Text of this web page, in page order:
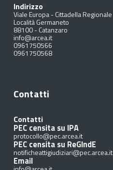
Indirizzo
Viale Europa - Cittadella Regionale
Località Germaneto
88100-Catanzaro
info@arcea.it
0961750566
0961750568
Contatti
Contatti
PEC censita su IPA
protocollo@pec.arcea.it
PEC censita su ReGIndE
notificheattigiudiziari@pec.arcea.it
Email